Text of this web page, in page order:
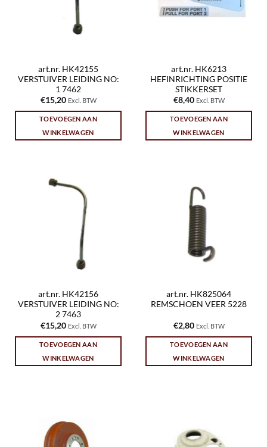
art.nr. HK42155
VERSTUIVER LEIDING NO:
1 7462
€15,20 Excl. BTW
TOEVOEGEN AAN
WINKELWAGEN
art.nr. HK6213
HEFINRICHTING POSITIE
STIKKERSET
€8,40 Excl. BTW
TOEVOEGEN AAN
WINKELWAGEN
art.nr. HK42156
VERSTUIVER LEIDING NO:
2 7463
€15,20 Excl. BTW
TOEVOEGEN AAN
WINKELWAGEN
art.nr. HK825064
REMSCHOEN VEER 5228
€2,80 Excl. BTW
TOEVOEGEN AAN
WINKELWAGEN